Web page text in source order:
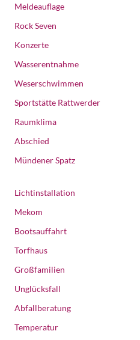
Meldeauflage
Rock Seven
Konzerte
Wasserentnahme
Weserschwimmen
Sportstätte Rattwerder
Raumklima
Abschied
Mündener Spatz
Lichtinstallation
Mekom
Bootsauffahrt
Torfhaus
Großfamilien
Unglücksfall
Abfallberatung
Temperatur